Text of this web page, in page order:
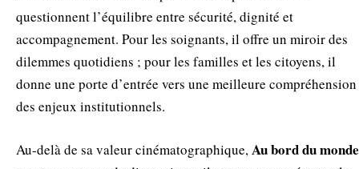
questionnent l’équilibre entre sécurité, dignité et
accompagnement. Pour les soignants, il offre un miroir des
dilemmes quotidiens ; pour les familles et les citoyens, il
donne une porte d’entrée vers une meilleure compréhension
des enjeux institutionnels.
Au-delà de sa valeur cinématographique,Au bord du monde